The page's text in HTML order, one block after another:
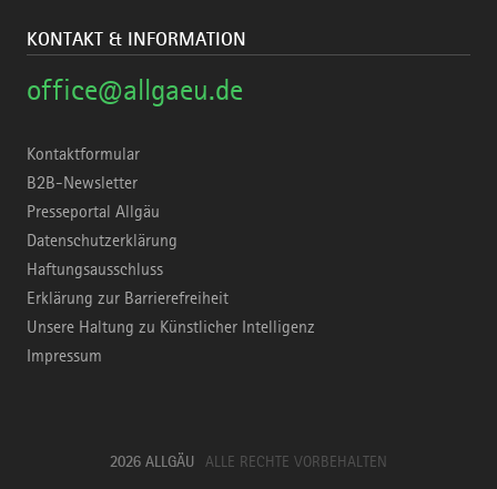
KONTAKT & INFORMATION
office@allgaeu.de
Kontaktformular
B2B-Newsletter
Presseportal Allgäu
Datenschutzerklärung
Haftungsausschluss
Erklärung zur Barrierefreiheit
Unsere Haltung zu Künstlicher Intelligenz
Impressum
2026 ALLGÄU ALLE RECHTE VORBEHALTEN